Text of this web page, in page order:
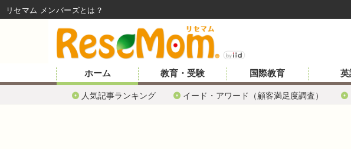
ホーム
人気記事ランキング イード・アワード（顧客満足度調査）
教育・受験 国際教育 英
リセマム メンバーズ